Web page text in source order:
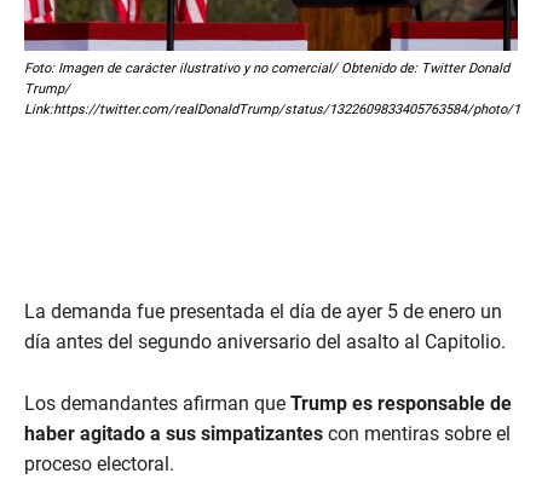
Foto: Imagen de carácter ilustrativo y no comercial/ Obtenido de: Twitter Donald
Trump/
Link:https://twitter.com/realDonaldTrump/status/1322609833405763584/photo/1
La demanda fue presentada el día de ayer 5 de enero un
día antes del segundo aniversario del asalto al Capitolio.
Los demandantes afirman que Trump es responsable de
haber agitado a sus simpatizantes con mentiras sobre el
proceso electoral.